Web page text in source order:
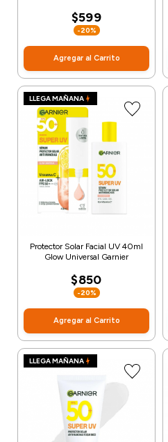
$599
-20%
Agregar al Carrito
LLEGA MAÑANA
Protector Solar Facial UV 40ml
Glow Universal Garnier
$850
-20%
Agregar al Carrito
LLEGA MAÑANA